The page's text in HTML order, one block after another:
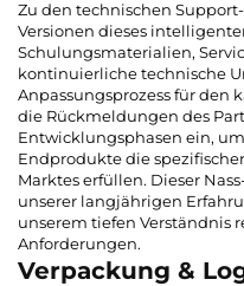
Zu den technischen
Versionen dieses
Schulungsmaterialien,
kontinuierliche technische
Anpassungsprozess für den
die Rückmeldungen des
Entwicklungsphasen ein,
Endprodukte die
Marktes erfüllen. Dieser
unserer langjährigen
unserem tiefen Verständnis
Anforderungen.
Verpackung &